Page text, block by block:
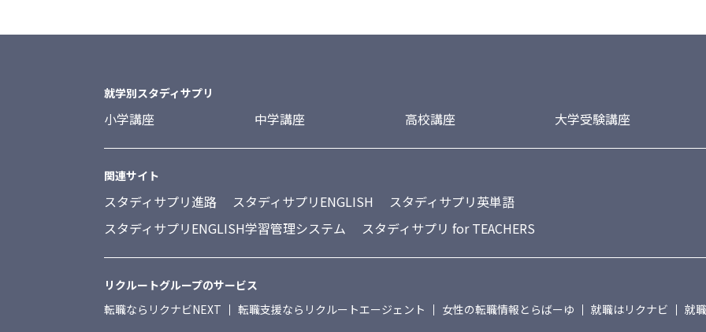
就学別スタディサプリ
小学講座 中学講座 高校講座 大学受験講座
関連サイト
スタディサプリ進路 スタディサプリENGLISH
スタディサプリ英単語
スタディサプリENGLISH学習管理システム
スタディサプリ for TEACHERS
リクルートグループのサービス
転職ならリクナビNEXT
転職支援ならリクルートエージェント 女性の転職情報とらばーゆ 就職はリクナビ 就